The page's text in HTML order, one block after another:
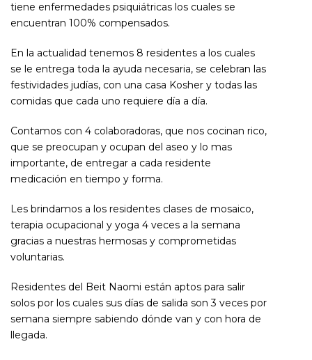
tiene enfermedades psiquiátricas los cuales se
encuentran 100% compensados.
En la actualidad tenemos 8 residentes a los cuales
se le entrega toda la ayuda necesaria, se celebran las
festividades judías, con una casa Kosher y todas las
comidas que cada uno requiere día a día.
Contamos con 4 colaboradoras, que nos cocinan rico,
que se preocupan y ocupan del aseo y lo mas
importante, de entregar a cada residente
medicación en tiempo y forma.
Les brindamos a los residentes clases de mosaico,
terapia ocupacional y yoga 4 veces a la semana
gracias a nuestras hermosas y comprometidas
voluntarias.
Residentes del Beit Naomi están aptos para salir
solos por los cuales sus días de salida son 3 veces por
semana siempre sabiendo dónde van y con hora de
llegada.